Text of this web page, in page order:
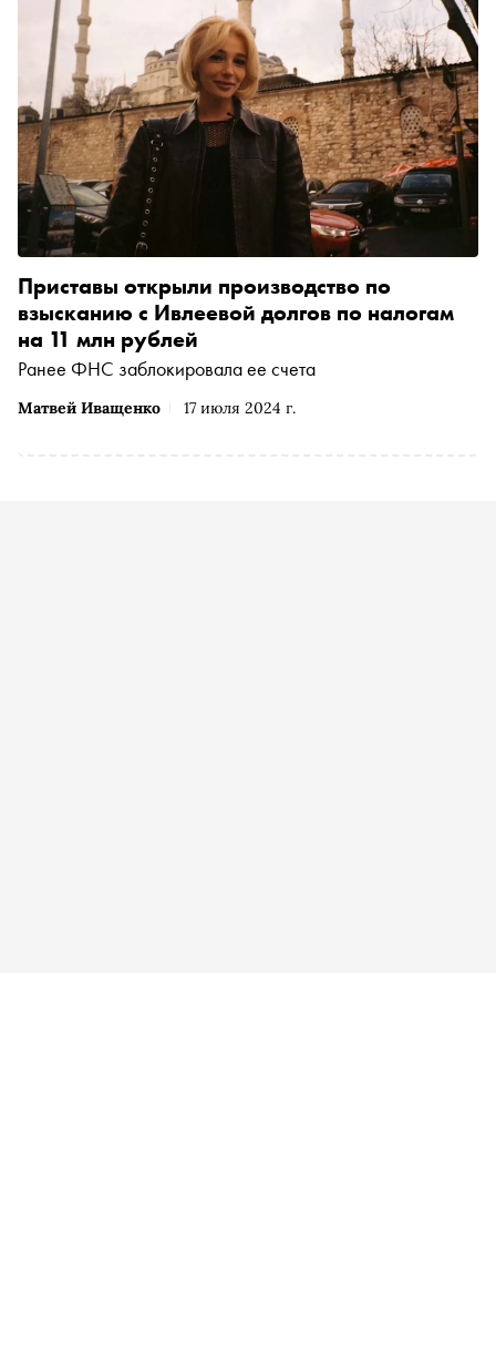
Матвей Иващенко 17 июля 2024 г.
Приставы открыли производство по
взысканию с Ивлеевой долгов по налогам
на 11 млн рублей
Ранее ФНС заблокировала ее счета